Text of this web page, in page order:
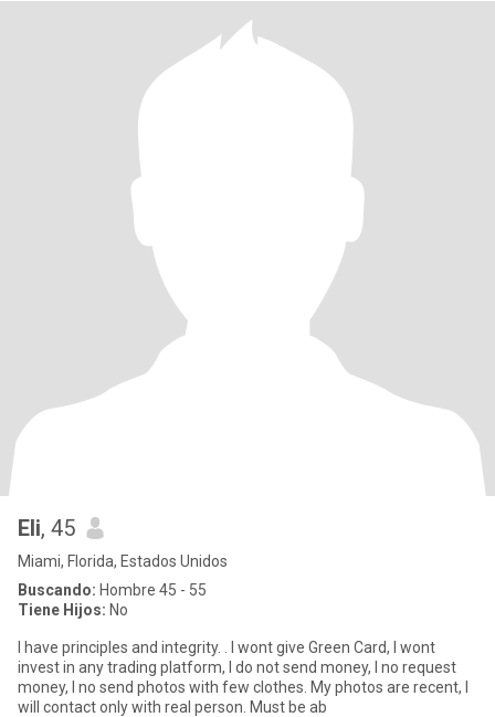
Eli, 45
Miami, Florida, Estados Unidos
Buscando: Hombre 45 - 55
Tiene Hijos: No
I have principles and integrity. . I wont give Green Card, I wont
invest in any trading platform, I do not send money, I no request
money, I no send photos with few clothes. My photos are recent, I
will contact only with real person. Must be ab